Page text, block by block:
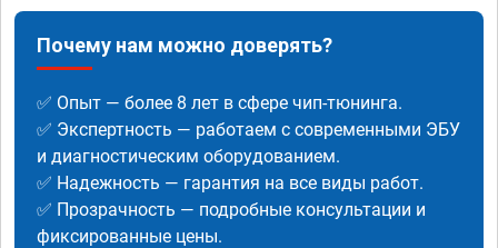
Почему нам можно доверять?
✅ Опыт — более 8 лет в сфере чип-тюнинга.
✅ Экспертность — работаем с современными ЭБУ
и диагностическим оборудованием.
✅ Надежность — гарантия на все виды работ.
✅ Прозрачность — подробные консультации и
фиксированные цены.